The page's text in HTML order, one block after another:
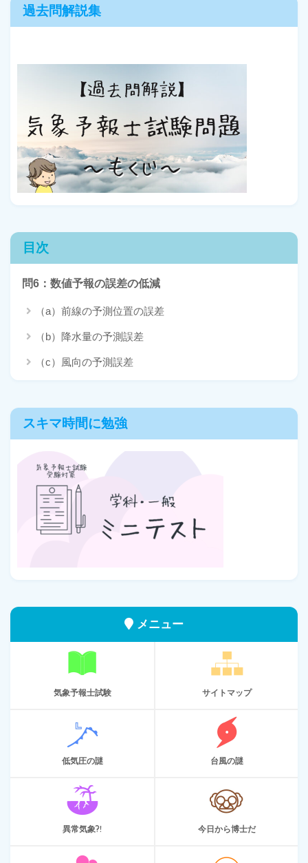
過去問解説集
目次
問6：数値予報の誤差の低減
（a）前線の予測位置の誤差
（b）降水量の予測誤差
（c）風向の予測誤差
スキマ時間に勉強
メニュー
気象予報士試験 サイトマップ
低気圧の謎 台風の謎
異常気象?! 今日から博士だ